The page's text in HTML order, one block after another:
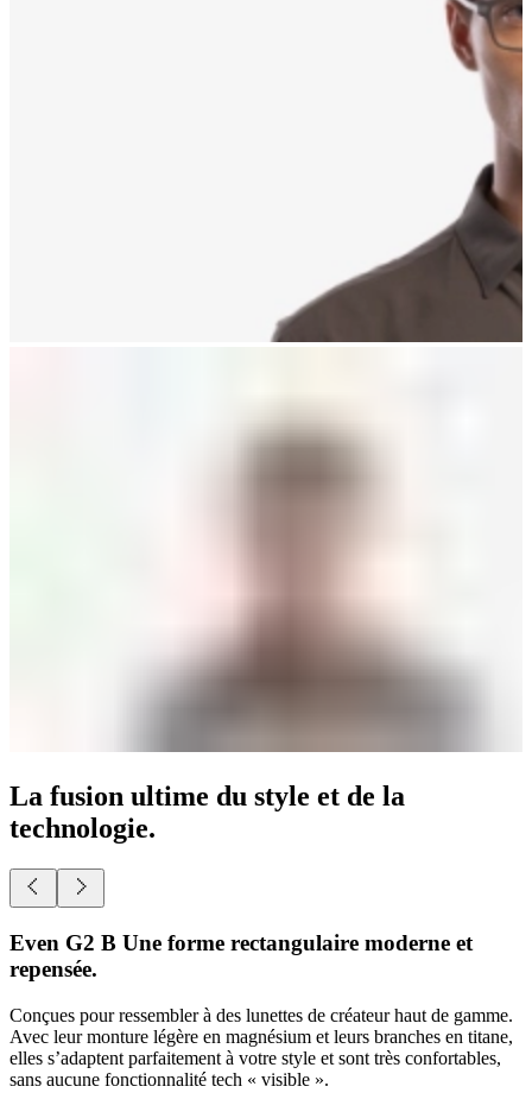
La fusion ultime du style et de la
technologie.
Even G2 A Une forme pantos classique et repensée.
Avec leur monture légère en magnésium et leurs branches en titane,
elles s’adaptent parfaitement à votre style et sont très confortables,
sans aucune fonctionnalité tech « visible ».